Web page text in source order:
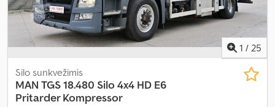
1 / 25
Silo sunkvežimis
MAN TGS 18.480 Silo 4x4 HD E6
Pritarder Kompressor